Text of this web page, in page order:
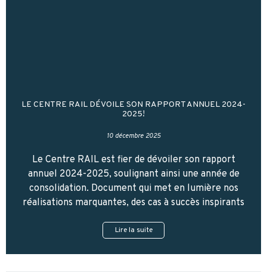
LE CENTRE RAIL DÉVOILE SON RAPPORT ANNUEL 2024-
2025!
10 décembre 2025
Le Centre RAIL est fier de dévoiler son rapport
annuel 2024-2025, soulignant ainsi une année de
consolidation. Document qui met en lumière nos
réalisations marquantes, des cas à succès inspirants
Lire la suite